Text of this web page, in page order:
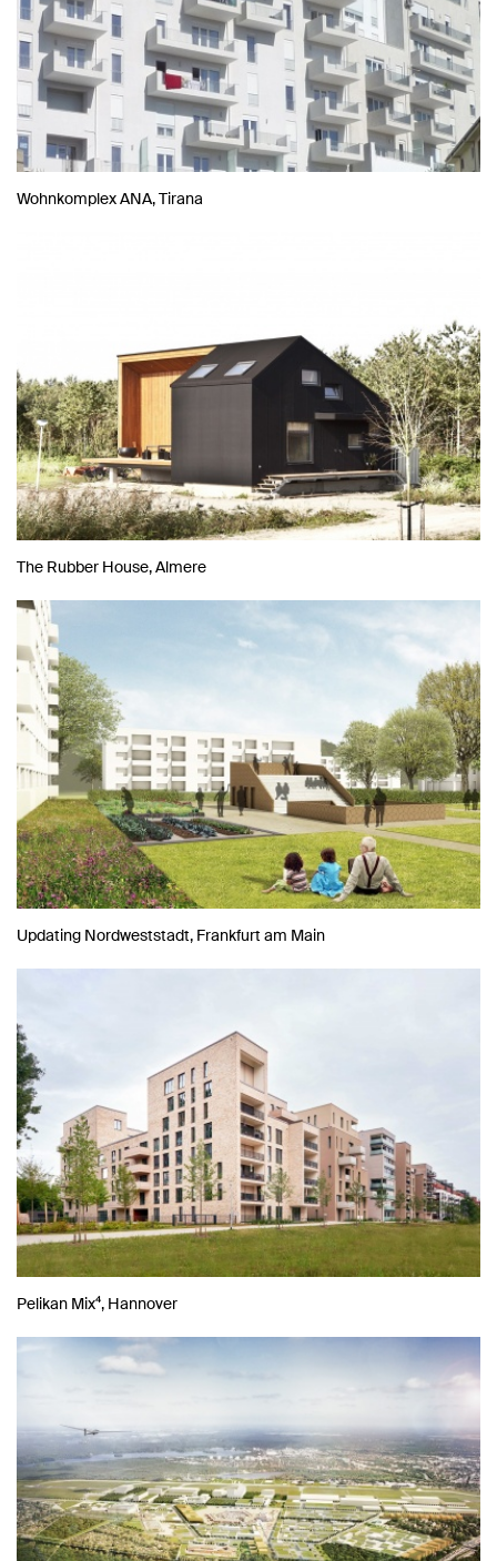
Wohnkomplex ANA, Tirana
The Rubber House, Almere
Updating Nordweststadt, Frankfurt am Main
Pelikan Mix⁴, Hannover